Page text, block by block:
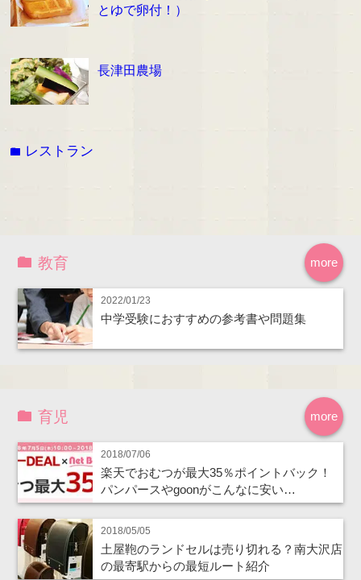
とゆで卵付！）
長津田農場
folder レストラン
more
教育
2022/01/23
中学受験におすすめの参考書や問題集
more
育児
2018/07/06
楽天でおむつが最大35％ポイントバック！
パンパースやgoonがこんなに安い…
2018/05/05
土屋鞄のランドセルは売り切れる？南大沢店
の最寄駅からの最短ルート紹介